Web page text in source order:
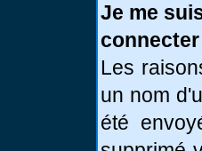
Je me
Les
un nom
été